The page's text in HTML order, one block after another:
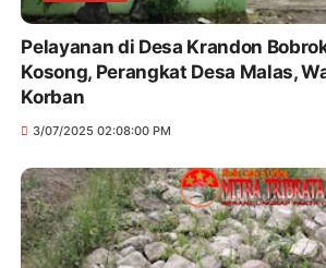
Pelayanan di Desa Krandon
Kosong, Perangkat Desa Malas,
Korban
3/07/2025 02:08:00 PM